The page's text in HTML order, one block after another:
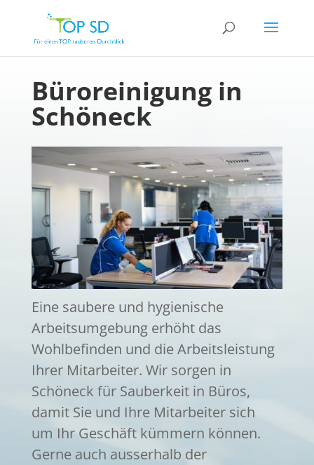
Büroreinigung in
Schöneck
Eine saubere und hygienische
Arbeitsumgebung erhöht das
Wohlbefinden und die Arbeitsleistung
Ihrer Mitarbeiter. Wir sorgen in
Schöneck für Sauberkeit in Büros,
damit Sie und Ihre Mitarbeiter sich
um Ihr Geschäft kümmern können.
Gerne auch ausserhalb der